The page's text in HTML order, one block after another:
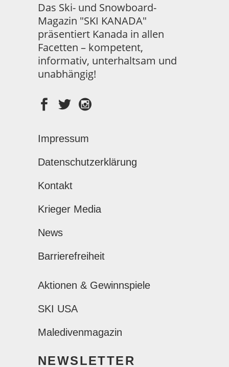
Das Ski- und Snowboard-
Magazin "SKI KANADA"
präsentiert Kanada in allen
Facetten – kompetent,
informativ, unterhaltsam und
unabhängig!
Impressum
Datenschutzerklärung
Kontakt
Krieger Media
News
Barrierefreiheit
Aktionen & Gewinnspiele
SKI USA
Maledivenmagazin
NEWSLETTER